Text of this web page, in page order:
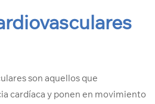
son aquellos que
cardíaca y ponen en movimiento